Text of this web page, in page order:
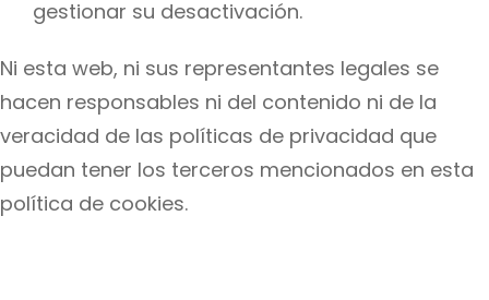
gestionar su desactivación.
Ni esta web, ni sus representantes legales se
hacen responsables ni del contenido ni de la
veracidad de las políticas de privacidad que
puedan tener los terceros mencionados en esta
política de cookies.